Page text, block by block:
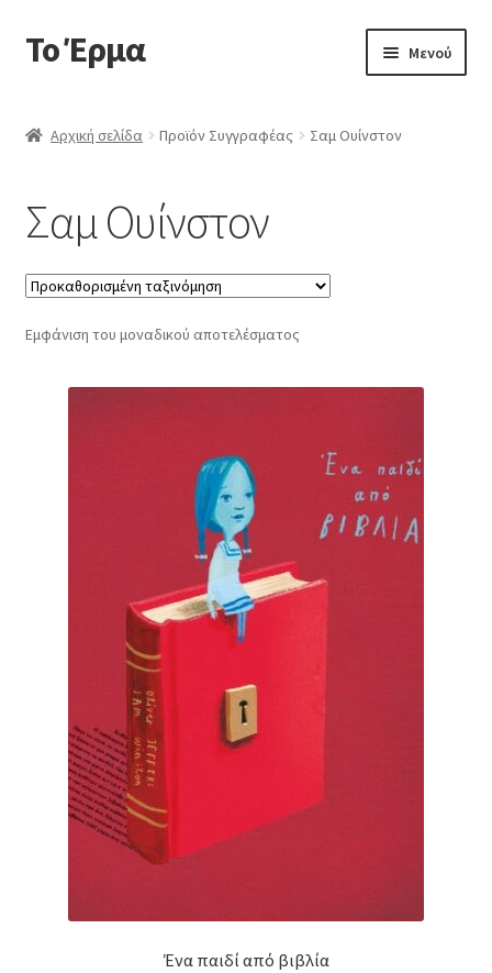
Απευθείας
μετάβαση
πλοήγηση
Μετάβαση
σε
Το Έρμα Μενού
Κατηγορίες Βιβλίων
Συχνές Ερωτήσεις
Επικοινωνία
Αρχική σελίδα Προϊόν Συγγραφέας Σαμ Ουίνστον
Σαμ Ουίνστον
Εμφάνιση του μοναδικού αποτελέσματος
Ένα παιδί από βιβλία